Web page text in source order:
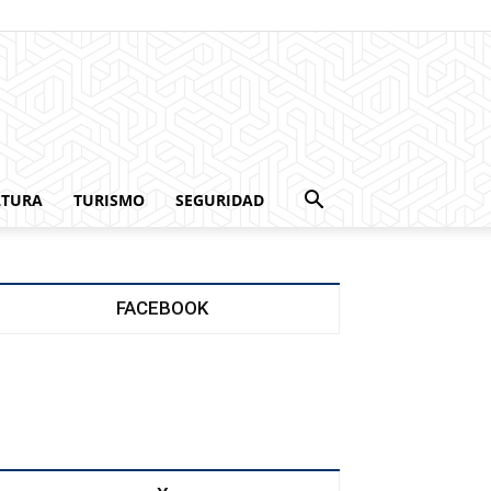
TURISMO SEGURIDAD
FACEBOOK